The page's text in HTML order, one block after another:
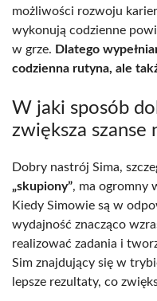
możliwości rozwoju
wykonują codzienne
w grze. Dlatego
codzienna rutyna, ale
W jaki sposób
zwiększa szanse
Dobry nastrój Sima,
„skupiony”, ma ogromny
Kiedy Simowie są w
wydajność znacząco
realizować zadania i
Sim znajdujący się w
lepsze rezultaty, co